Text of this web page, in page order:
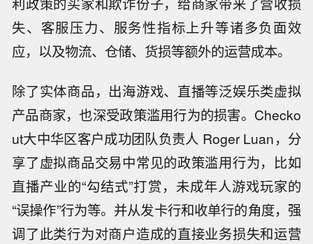
失、客服压力、服务性指标上升等诸多负面效
应，以及物流、仓储、货损等额外的运营成本。
除了实体商品，出海游戏、直播等泛娱乐类虚拟
产品商家，也深受政策滥用行为的损害。Checko
ut大中华区客户成功团队负责人 Roger Luan，分
享了虚拟商品交易中常见的政策滥用行为，比如
直播产业的“勾结式”打赏，未成年人游戏玩家的
“误操作”行为等。并从发卡行和收单行的角度，强
调了此类行为对商户造成的直接业务损失和运营